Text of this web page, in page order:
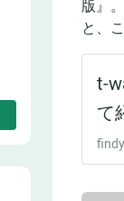
版』
と、